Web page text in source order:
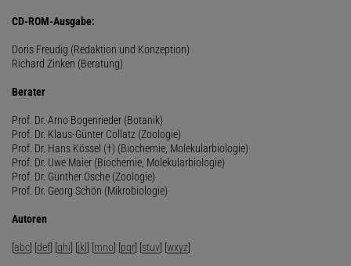
CD-ROM-Ausgabe:
Doris Freudig (Redaktion und Konzeption)
Richard Zinken (Beratung)
Berater
Prof. Dr. Arno Bogenrieder (Botanik)
Prof. Dr. Klaus-Günter Collatz (Zoologie)
Prof. Dr. Hans Kössel (†) (Biochemie, Molekularbiologie)
Prof. Dr. Uwe Maier (Biochemie, Molekularbiologie)
Prof. Dr. Günther Osche (Zoologie)
Prof. Dr. Georg Schön (Mikrobiologie)
Autoren
[abc] [def] [ghi] [jkl] [mno] [pqr] [stuv] [wxyz]